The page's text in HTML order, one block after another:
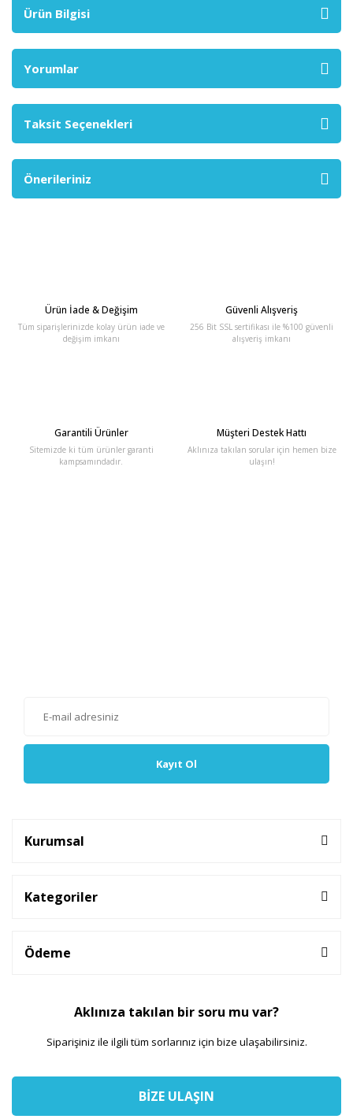
Ürün Bilgisi
Yorumlar
Taksit Seçenekleri
Önerileriniz
Ürün İade & Değişim
Tüm siparişlerinizde kolay ürün iade ve
değişim imkanı
Güvenli Alışveriş
256 Bit SSL sertifikası ile %100 güvenli
alışveriş imkanı
Garantili Ürünler
Sitemizde ki tüm ürünler garanti
kampsamındadır.
Müşteri Destek Hattı
Aklınıza takılan sorular için hemen bize
ulaşın!
Kayıt Ol
Kurumsal
Kategoriler
Ödeme
Aklınıza takılan bir soru mu var?
Siparişiniz ile ilgili tüm sorlarınız için bize ulaşabilirsiniz.
BİZE ULAŞIN